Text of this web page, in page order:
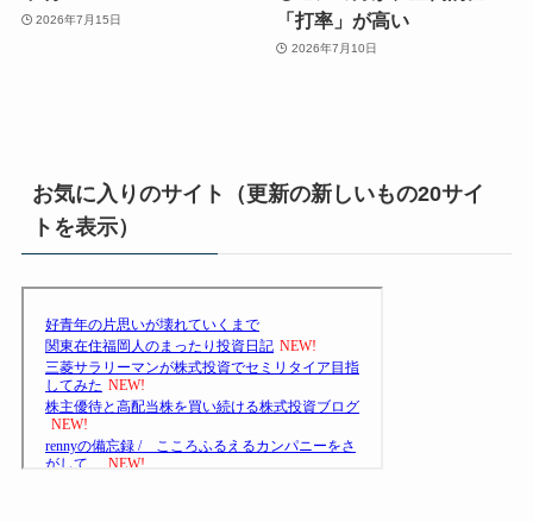
2026年7月15日
「打率」が高い
2026年7月10日
お気に入りのサイト（更新の新しいもの20サイ
トを表示）